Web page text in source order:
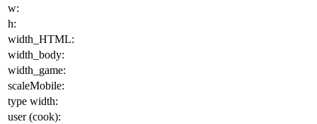
w:
h:
width_HTML:
width_body:
width_game:
scaleMobile:
type width:
user (cook):